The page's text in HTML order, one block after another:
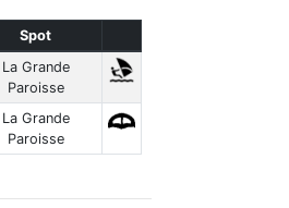
Spot
La Grande
Paroisse
La Grande
Paroisse